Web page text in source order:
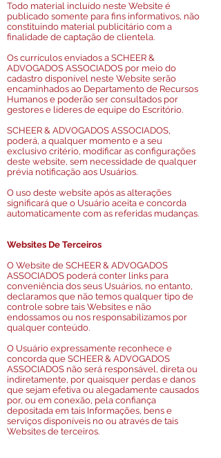
Todo material incluído neste Website é
publicado somente para fins informativos, não
constituindo material publicitário com a
finalidade de captação de clientela.
Os currículos enviados a SCHEER &
ADVOGADOS ASSOCIADOS por meio do
cadastro disponível neste Website serão
encaminhados ao Departamento de Recursos
Humanos e poderão ser consultados por
gestores e líderes de equipe do Escritório.
SCHEER & ADVOGADOS ASSOCIADOS,
poderá, a qualquer momento e a seu
exclusivo critério, modificar as configurações
deste website, sem necessidade de qualquer
prévia notificação aos Usuários.
O uso deste website após as alterações
significará que o Usuário aceita e concorda
automaticamente com as referidas mudanças.
Websites De Terceiros
O Website de SCHEER & ADVOGADOS
ASSOCIADOS poderá conter links para
conveniência dos seus Usuários, no entanto,
declaramos que não temos qualquer tipo de
controle sobre tais Websites e não
endossamos ou nos responsabilizamos por
qualquer conteúdo.
O Usuário expressamente reconhece e
concorda que SCHEER & ADVOGADOS
ASSOCIADOS não será responsável, direta ou
indiretamente, por quaisquer perdas e danos
que sejam efetiva ou alegadamente causados
por, ou em conexão, pela confiança
depositada em tais Informações, bens e
serviços disponíveis no ou através de tais
Websites de terceiros.